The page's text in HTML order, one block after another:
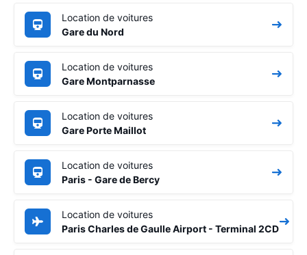
Location de voitures
Gare du Nord
Location de voitures
Gare Montparnasse
Location de voitures
Gare Porte Maillot
Location de voitures
Paris - Gare de Bercy
Location de voitures
Paris Charles de Gaulle Airport - Terminal 2CD